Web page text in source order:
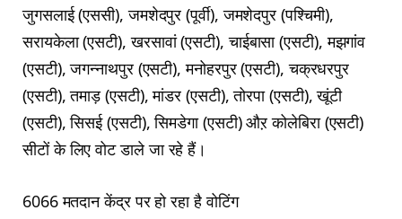
जुगसलाई (एससी), जमशेदपुर (पूर्वी), जमशेदपुर (पश्चिमी),
सरायकेला (एसटी), खरसावां (एसटी), चाईबासा (एसटी), मझगांव
(एसटी), जगन्नाथपुर (एसटी), मनोहरपुर (एसटी), चक्रधरपुर
(एसटी), तमाड़ (एसटी), मांडर (एसटी), तोरपा (एसटी), खूंटी
(एसटी), सिसई (एसटी), सिमडेगा (एसटी) औऱ कोलेबिरा (एसटी)
सीटों के लिए वोट डाले जा रहे हैं।
6066 मतदान केंद्र पर हो रहा है वोटिंग